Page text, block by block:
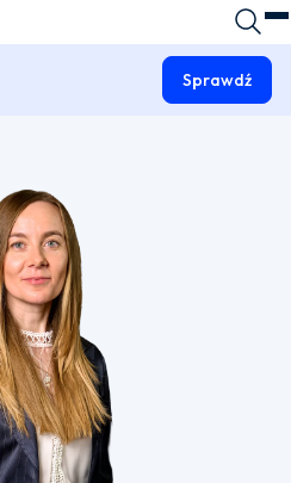
Sprawdź